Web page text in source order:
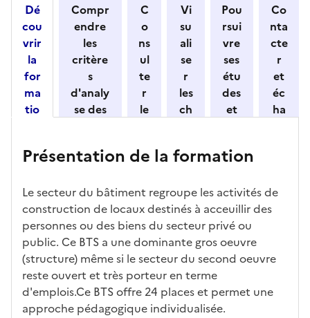
Dé
cou
vrir
la
for
ma
tio
ses
act
éris
tiq
ues
Compr
endre
les
critère
s
d'analy
se des
par
ssemen
t
C
o
ns
ul
te
r
le
o
ali
té
s
d
e
c
a
n
Vi
su
ali
se
r
les
ch
s
ac
cè
s à
la
fo
rm
ati
on
Pou
rsui
vre
ses
étu
des
et
re
dé
bo
uch
és
Co
nta
cte
r
et
éc
ha
l'ét
abl
ent
Présentation de la formation
Le secteur du bâtiment regroupe les activités de
construction de locaux destinés à acceuillir des
personnes ou des biens du secteur privé ou
public. Ce BTS a une dominante gros oeuvre
(structure) même si le secteur du second oeuvre
reste ouvert et très porteur en terme
d'emplois.Ce BTS offre 24 places et permet une
approche pédagogique individualisée.